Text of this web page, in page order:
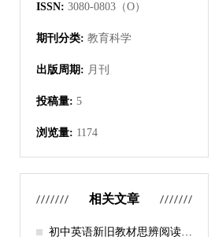
ISSN: 3080-0803（O）
期刊分类: 教育科学
出版周期: 月刊
投稿量: 5
浏览量: 1174
相关文章
初中英语新旧教材思辨阅读任